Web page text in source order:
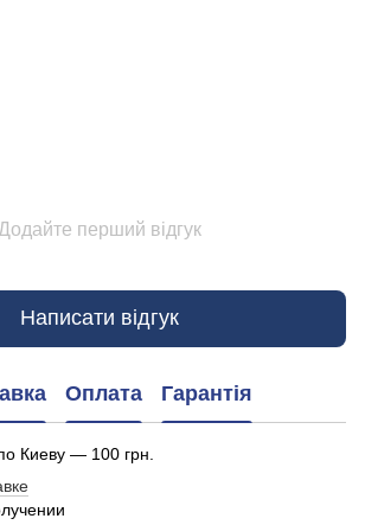
Додайте перший відгук
Написати відгук
Оплата Гарантія
Киеву — 100 грн.